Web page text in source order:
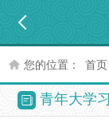
您的位置： 首页
青年大学习